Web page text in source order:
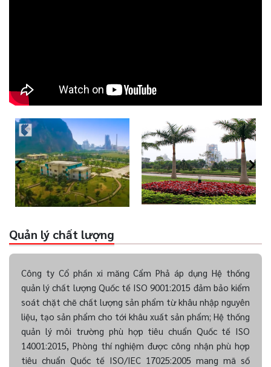
Quản lý chất lượng
Công ty Cổ phần xi măng Cẩm Phả áp dụng Hệ thống
quản lý chất lượng Quốc tế ISO 9001:2015 đảm bảo kiểm
soát chặt chẽ chất lượng sản phẩm từ khâu nhập nguyên
liệu, tạo sản phẩm cho tới khâu xuất sản phẩm; Hệ thống
quản lý môi trường phù hợp tiêu chuẩn Quốc tế ISO
14001:2015, Phòng thí nghiệm được công nhận phù hợp
tiêu chuẩn Quốc tế ISO/IEC 17025:2005 mang mã số